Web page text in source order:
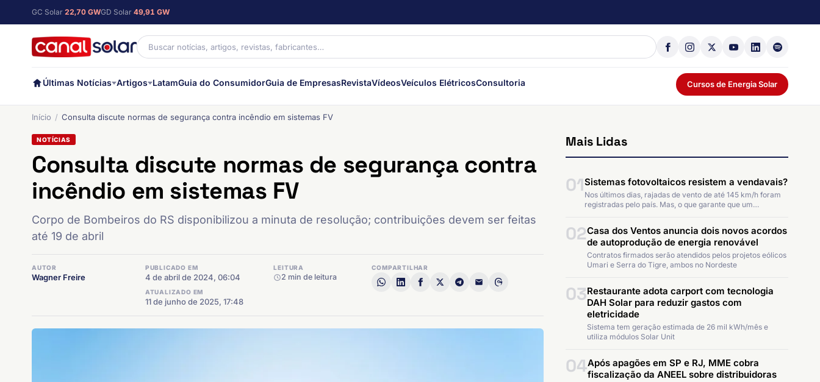
GC Solar 22,70 GWGD Solar 49,91 GW
Últimas Notícias Artigos LatamGuia do ConsumidorGuia de EmpresasRevistaVídeosVeículos ElétricosConsultoria Cursos de Energia Solar
Início Consulta discute normas de segurança contra incêndio em sistemas FV
NOTÍCIAS
Consulta discute normas de segurança contra
incêndio em sistemas FV
Corpo de Bombeiros do RS disponibilizou a minuta de resolução; contribuições devem ser feitas
até 19 de abril
AUTOR
Wagner Freire
PUBLICADO EM
4 de abril de 2024, 06:04
ATUALIZADO EM
11 de junho de 2025, 17:48
LEITURA
2 min de leitura
COMPARTILHAR
Mais Lidas
01Sistemas fotovoltaicos resistem a vendavais?
Nos últimos dias, rajadas de vento de até 145 km/h foram
registradas pelo país. Mas, o que garante que um…
02Casa dos Ventos anuncia dois novos acordos
de autoprodução de energia renovável
Contratos firmados serão atendidos pelos projetos eólicos
Umari e Serra do Tigre, ambos no Nordeste
03Restaurante adota carport com tecnologia
DAH Solar para reduzir gastos com
eletricidade
Sistema tem geração estimada de 26 mil kWh/mês e
utiliza módulos Solar Unit
04Após apagões em SP e RJ, MME cobra
fiscalização da ANEEL sobre distribuidoras